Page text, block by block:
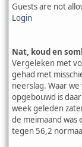
Guests are not
Login
Nat, koud en
Vergeleken met
gehad met
neerslag. Waar
opgebouwd is
week geleden
de meimaand was
tegen 56,2